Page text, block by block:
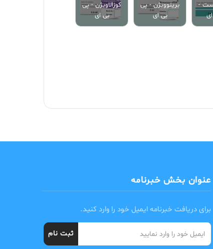
-
برینوویژن - پی
بی ای
کوزالاویژن - پی
بی ای
عنوان بخش خبرنامه
برای دریافت خبرنامه ایمیل خود را وارد کنید.
ثبت نام